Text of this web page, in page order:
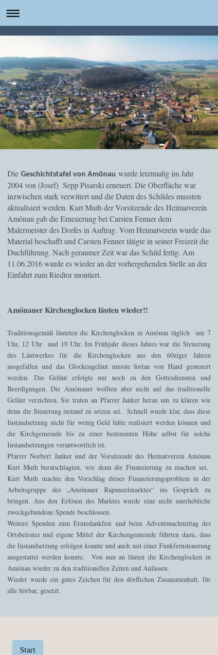
Die Geschichtstafel von Amönau wurde letztmalig im Jahr
2004 von (Josef) Sepp Pisarski erneuert. Die Oberfläche war
inzwischen stark verwittert und die Daten des Schildes mussten
aktualisiert werden. Kurt Muth der Vorsitzende des Heimatverein
Amönau gab die Erneuerung bei Carsten Fenner dem
Malermeister des Dorfes in Auftrag. Vom Heimatverein wurde das
Material beschafft und Carsten Fenner tätigte in seiner Freizeit die
Duchführung. Nach geraumer Zeit war das Schild fertig. Am
11.06.2016 wurde es wieder an der vorhergehenden Stelle an der
Einfahrt zum Riedtor montiert.
Amönauer Kirchenglocken läuten wieder!!
Traditionsgemäß läuteten die Kirchenglocken in Amönau täglich um 7
Uhr, 12 Uhr und 19 Uhr. Im Frühjahr dieses Jahres war die Steuerung
des Läutwerkes für die Kirchenglocken aus den 60ziger Jahren
ausgefallen und das Glockengeläut musste fortan von Hand gesteuert
werden. Das Geläut erfolgte nur noch zu den Gottesdiensten und
Beerdigungen. Die Amönauer wollten aber nicht auf das traditionelle
Geläut verzichten. Sie traten an Pfarrer Janker heran um zu klären wie
denn die Steuerung instand zu setzen sei. Schnell wurde klar, dass diese
Instandsetzung nicht für wenig Geld hätte realisiert werden können und
die Kirchgemeinde bis zu einer bestimmten Höhe selbst für solche
Instandsetzungen verantwortlich ist.
Pfarrer Norbert Janker und der Vorsitzende des Heimatverein Amönau
Kurt Muth beratschlagten, wie denn die Finanzierung zu machen sei.
Kurt Muth machte den Vorschlag dieses Finanzierungsproblem in der
Arbeitsgruppe des „Amönauer Rapunzelmarktes“ ins Gespräch zu
bringen. Aus den Erlösen des Marktes wurde eine nicht unerhebliche
zweckgebundene Spende beschlossen.
Weitere Spenden zum Erntedankfest und beim Adventsnachmittag des
Ortsbeirates und eigene Mittel der Kirchengemeinde führten dazu, dass
die Instandsetzung erfolgen konnte und auch mit einer Funkfernsteuerung
ausgestattet werden konnte. Von nun an läuten die Kirchenglocken in
Amönau wieder zu den traditionellen Zeiten und Anlässen.
Wieder wurde ein gutes Zeichen für den dörflichen Zusammenhalt, für
alle hörbar, gesetzt.
Start